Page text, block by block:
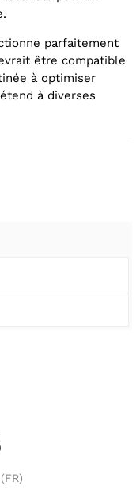
parfaitement
être compatible
à optimiser
à diverses